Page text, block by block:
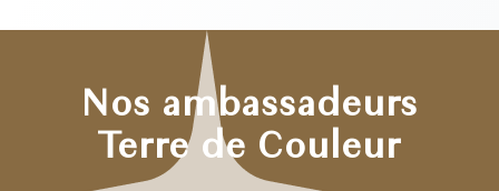
Nos ambassadeurs
Terre de Couleur